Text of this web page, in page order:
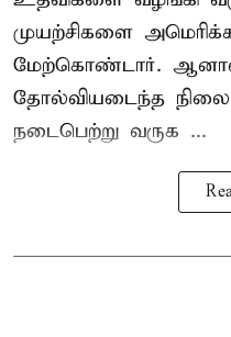
முயற்சிகளை
மேற்கொண்டார். ஆனால்
தோல்வியடைந்த
நடைபெற்று வருக ...